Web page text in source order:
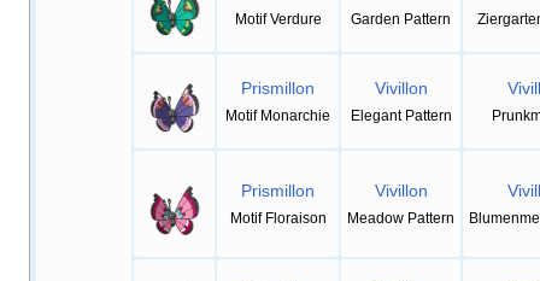
Motif Verdure Garden Pattern
Prismillon
Motif Monarchie
Vivillon
Elegant Pattern
Prismillon
Motif Floraison
Vivillon
Meadow Pattern